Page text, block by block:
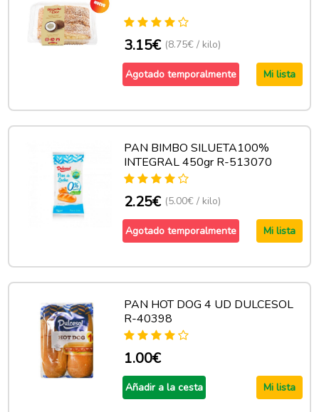
3.15€ (8.75€ / kilo)
Agotado temporalmente Mi lista
PAN BIMBO SILUETA100%
INTEGRAL 450gr R-513070
2.25€ (5.00€ / kilo)
Agotado temporalmente Mi lista
PAN HOT DOG 4 UD DULCESOL
R-40398
1.00€
Añadir a la cesta Mi lista